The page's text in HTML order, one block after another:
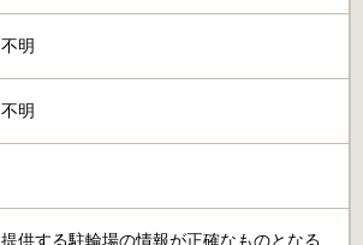
不明
不明
提供する駐輪場の情報が正確なものとなる